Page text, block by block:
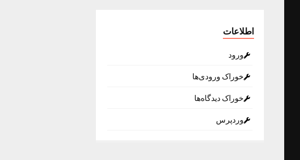
اطلاعات
ورود
خوراک ورودی‌ها
خوراک دیدگاه‌ها
وردپرس